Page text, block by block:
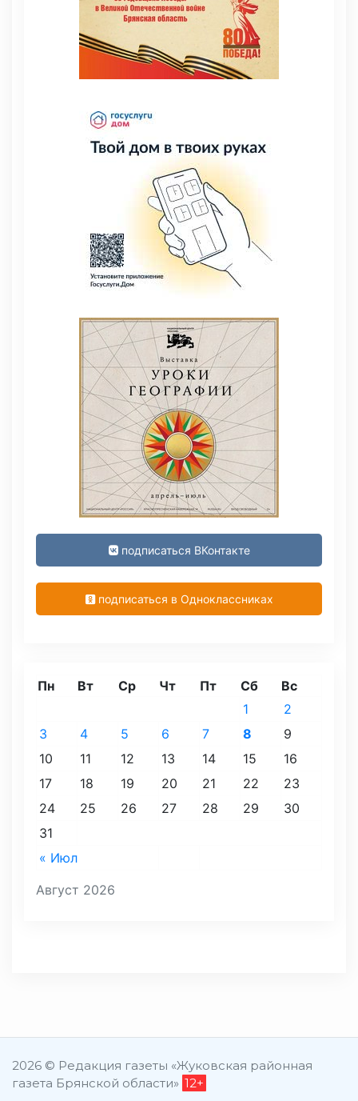
подписаться ВКонтакте
подписаться в Одноклассниках
Август 2026
Пн Вт Ср Чт Пт Сб Вс
« Июл
1
2
3
4 5 6 7 8
9
10
11 12 13 14 15
16
17
18 19 20 21 22
23
24
25 26 27 28 29
30
31
2026 © Редакция газеты «Жуковская районная
газета Брянской области» 12+